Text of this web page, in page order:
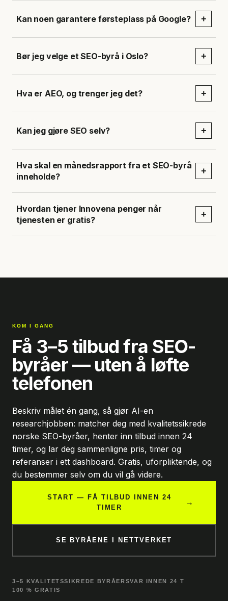
Kan noen garantere førsteplass på Google? +
Bør jeg velge et SEO-byrå i Oslo? +
Hva er AEO, og trenger jeg det? +
Kan jeg gjøre SEO selv? +
Hva skal en månedsrapport fra et SEO-byrå
inneholde?
+
Hvordan tjener Innovena penger når
tjenesten er gratis?
+
KOM I GANG
Få 3–5 tilbud fra SEO-
byråer — uten å løfte
telefonen
Beskriv målet én gang, så gjør AI-en
researchjobben: matcher deg med kvalitetssikrede
norske SEO-byråer, henter inn tilbud innen 24
timer, og lar deg sammenligne pris, timer og
referanser i ett dashboard. Gratis, uforpliktende, og
du bestemmer selv om du vil gå videre.
START — FÅ TILBUD INNEN 24
TIMER
→
SE BYRÅENE I NETTVERKET
3–5 KVALITETSSIKREDE BYRÅERSVAR INNEN 24 T
100 % GRATIS